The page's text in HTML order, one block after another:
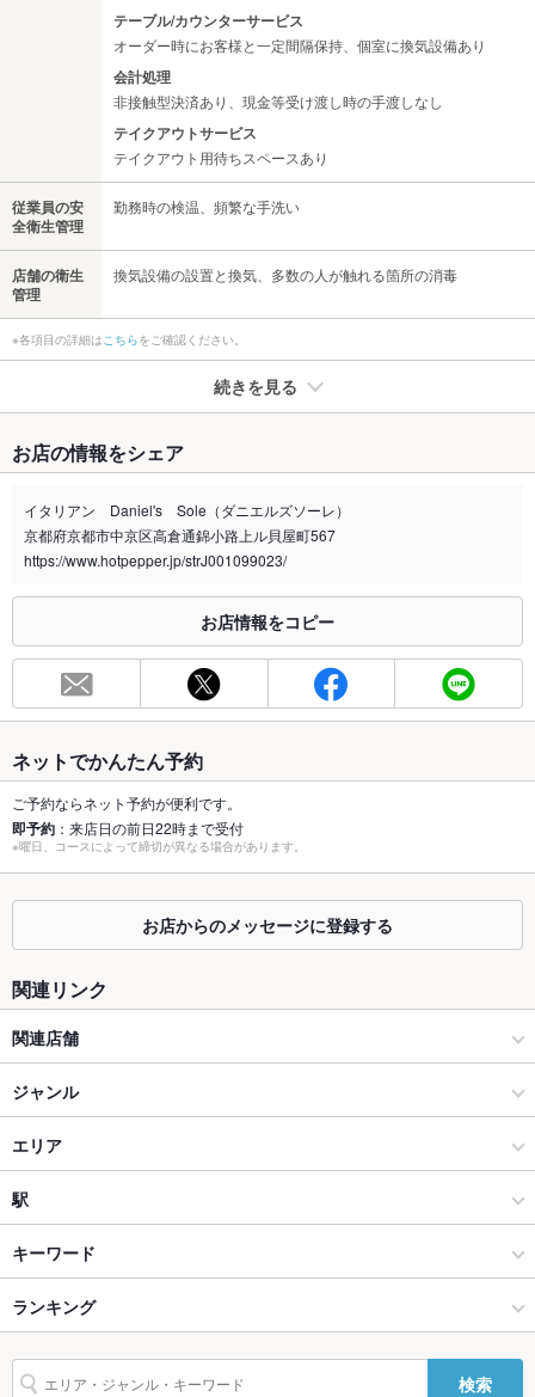
テーブル/カウンターサービス
オーダー時にお客様と一定間隔保持、個室に換気設備あり
会計処理
非接触型決済あり、現金等受け渡し時の手渡しなし
テイクアウトサービス
テイクアウト用待ちスペースあり
従業員の安
全衛生管理
勤務時の検温、頻繁な手洗い
店舗の衛生
管理
換気設備の設置と換気、多数の人が触れる箇所の消毒
※各項目の詳細は こちらをご確認ください。
続きを見る
禁煙・喫煙
全席禁煙
喫煙専用室 なし
合わせください。
お席
70席(バール席、テラス席、テーブル席。2階は全室個室です。)
容人数
個室
あり ：12名個室×1、8名個室×1、6名個室×2。それぞれの個室
をつなげて最大32名様でご利用頂くことも可能です。
座敷 なし ：お座敷はございません。
なし ：掘りごたつはございません。
ソファー なし
テラス席 あり
貸切 貸切不可
設備
Wi-Fi
バリアフリ
ー
駐車場
英語メニュ
ー
あり
お店の情報をシェア
イタリアン Daniel's Sole（ダニエルズソーレ）
京都府京都市中京区高倉通錦小路上ル貝屋町567
https://www.hotpepper.jp/strJ001099023/
お店情報をコピー
ネットでかんたん予約
ご予約ならネット予約が便利です。
即予約 ：来店日の前日22時まで受付
※曜日、コースによって締切が異なる場合があります。
お店からのメッセージに登録する
関連リンク
関連店舗
ダニエルズ
イタリアン Daniel's （ダニエルズ本店）
イタリアン Daniel's ALBA（ダニエルズ アルバ）烏丸
串揚げとおばんざい 居酒屋 桃屋 錦店 四条烏丸
イタリアン Daniel's LUCE（ダニエルズルーチェ）
ジャンル
イタリアン・フレンチ
イタリアン
烏丸御池・四条烏丸 × イタリアン・フレンチ
烏丸御池・四条烏丸 × イタリアン
烏丸駅 × イタリアン・フレンチ
エリア
四条烏丸
四条烏丸 × イタリアン・フレンチ
四条烏丸 × イタリアン
四条烏丸 × ダイニングバー・バル
駅
烏丸駅
京都河原町駅
四条駅
キーワード
エビ料理
ランキング
京都のグルメランキング
検索